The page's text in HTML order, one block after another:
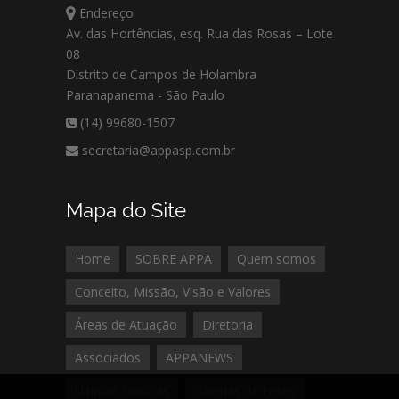
Endereço
Av. das Hortências, esq. Rua das Rosas – Lote
08
Distrito de Campos de Holambra
Paranapanema - São Paulo
(14) 99680-1507
secretaria@appasp.com.br
Mapa do Site
Home SOBRE APPA
Quem somos
Conceito, Missão, Visão e Valores
Áreas de Atuação
Diretoria
Associados
APPANEWS